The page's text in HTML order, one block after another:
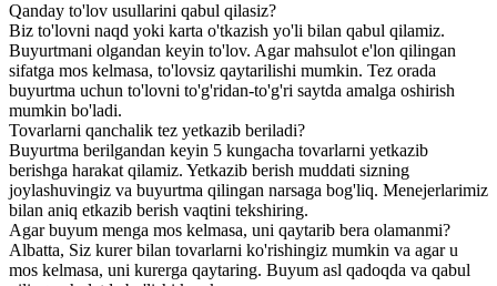
Qanday to'lov usullarini qabul qilasiz?
Biz to'lovni naqd yoki karta o'tkazish yo'li bilan qabul qilamiz.
Buyurtmani olgandan keyin to'lov. Agar mahsulot e'lon qilingan
sifatga mos kelmasa, to'lovsiz qaytarilishi mumkin. Tez orada
buyurtma uchun to'lovni to'g'ridan-to'g'ri saytda amalga oshirish
mumkin bo'ladi.
Tovarlarni qanchalik tez yetkazib beriladi?
Buyurtma berilgandan keyin 5 kungacha tovarlarni yetkazib
berishga harakat qilamiz. Yetkazib berish muddati sizning
joylashuvingiz va buyurtma qilingan narsaga bog'liq. Menejerlarimiz
bilan aniq etkazib berish vaqtini tekshiring.
Agar buyum menga mos kelmasa, uni qaytarib bera olamanmi?
Albatta, Siz kurer bilan tovarlarni ko'rishingiz mumkin va agar u
mos kelmasa, uni kurerga qaytaring. Buyum asl qadoqda va qabul